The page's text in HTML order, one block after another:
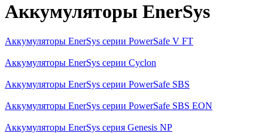
Аккумуляторы EnerSys
Аккумуляторы EnerSys серии PowerSafe V FT
Аккумуляторы EnerSys серии Cyclon
Аккумуляторы EnerSys серии PowerSafe SBS
Аккумуляторы EnerSys серии PowerSafe SBS EON
Аккумуляторы EnerSys серия Genesis NP